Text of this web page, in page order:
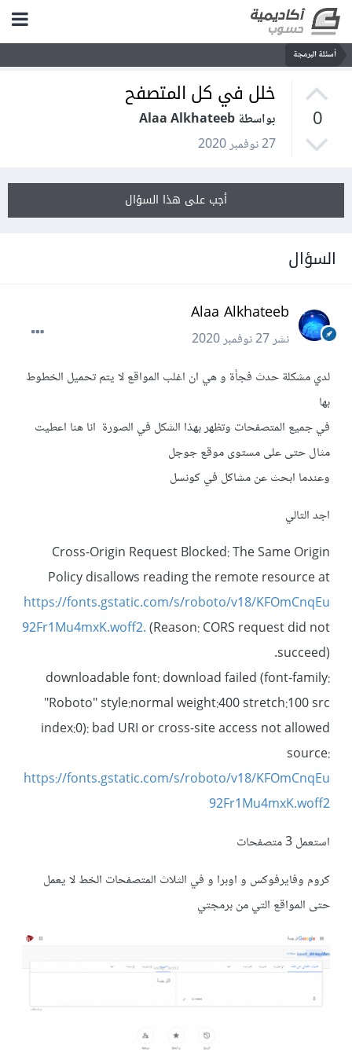
أسئلة البرمجة
0
خلل في كل المتصفح
بواسطة Alaa Alkhateeb
27 نوفمبر 2020
أجب على هذا السؤال
السؤال
Alaa Alkhateeb
نشر27 نوفمبر 2020
لدي مشكلة حدث فجأة و هي ان اغلب المواقع لا يتم تحميل الخطوط
بها
في جميع المتصفحات وتظهر بهذا الشكل في الصورة انا هنا اعطيت
مثال حتى على مستوى موقع جوجل
وعندما ابحث عن مشاكل في كونسل
اجد التالي
Cross-Origin Request Blocked: The Same Origin
Policy disallows reading the remote resource at
https://fonts.gstatic.com/s/roboto/v18/KFOmCnqEu
92Fr1Mu4mxK.woff2.(Reason: CORS request did not
succeed).
downloadable font: download failed (font-family:
"Roboto" style:normal weight:400 stretch:100 src
index:0): bad URI or cross-site access not allowed
source:
https://fonts.gstatic.com/s/roboto/v18/KFOmCnqEu
92Fr1Mu4mxK.woff2
استعمل 3 متصفحات
كروم وفايرفوكس و اوبرا و في الثلاث المتصفحات الخط لا يعمل
حتى المواقع التي من برمجتي